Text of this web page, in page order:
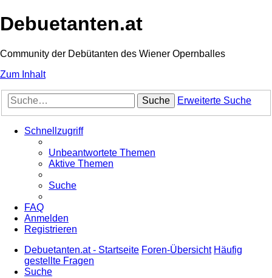
Debuetanten.at
Community der Debütanten des Wiener Opernballes
Zum Inhalt
Suche Erweiterte Suche
Schnellzugriff
Unbeantwortete Themen
Aktive Themen
Suche
FAQ
Anmelden
Registrieren
Debuetanten.at - Startseite Foren-Übersicht Häufig
gestellte Fragen
Suche